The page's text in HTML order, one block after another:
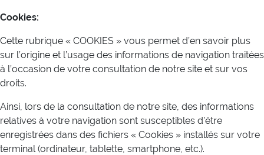
Cookies:
Cette rubrique « COOKIES » vous permet d’en savoir plus
sur l’origine et l’usage des informations de navigation traitées
à l’occasion de votre consultation de notre site et sur vos
droits.
Ainsi, lors de la consultation de notre site, des informations
relatives à votre navigation sont susceptibles d’être
enregistrées dans des fichiers « Cookies » installés sur votre
terminal (ordinateur, tablette, smartphone, etc.).